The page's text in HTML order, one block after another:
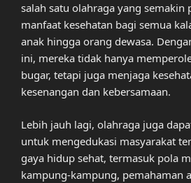
salah satu olahraga yang semakin
manfaat kesehatan bagi semua
anak hingga orang dewasa.
ini, mereka tidak hanya
bugar, tetapi juga menjaga
kesenangan dan kebersamaan.
Lebih jauh lagi, olahraga juga
untuk mengedukasi masyarakat
gaya hidup sehat, termasuk pola
kampung-kampung, pemahaman